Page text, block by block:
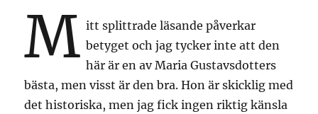
M itt splittrade läsande påverkar
betyget och jag tycker inte att den
här är en av Maria Gustavsdotters
bästa, men visst är den bra. Hon är skicklig med
det historiska, men jag fick ingen riktig känsla